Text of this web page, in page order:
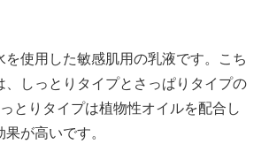
を使用した敏感肌用の乳液です。こち
、しっとりタイプとさっぱりタイプの
とりタイプは植物性オイルを配合し
が高いです。